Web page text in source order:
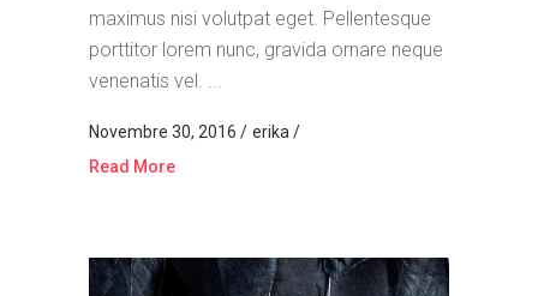
maximus nisi volutpat eget. Pellentesque
porttitor lorem nunc, gravida ornare neque
venenatis vel. ...
Novembre 30, 2016
erika
Read More